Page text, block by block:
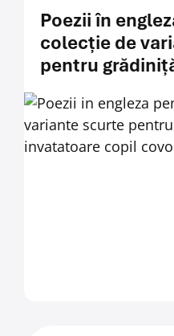
Poezii în
colecție de
pentru